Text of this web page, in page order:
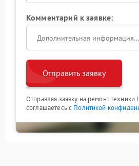
Комментарий к заявке:
Отправить заявку
Отправляя заявку на ремонт техники
соглашаетесь с Политикой